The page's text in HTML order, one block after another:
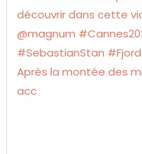
Après la montée des
acc